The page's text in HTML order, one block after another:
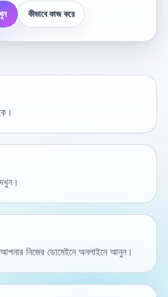
কীভাবে কাজ করে
নিজের ডোমেইনে অনলাইনে আনুন।